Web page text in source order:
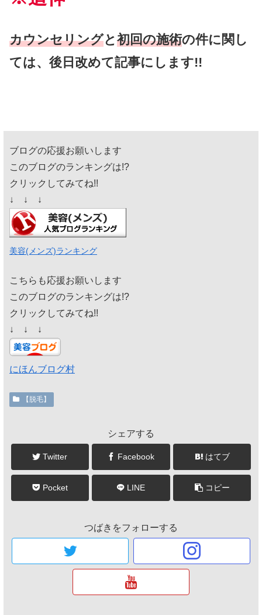
カウンセリングと初回の施術の件に関し
ては、後日改めて記事にします!!
ブログの応援お願いします
このブログのランキングは!?
クリックしてみてね!!
↓ ↓ ↓
美容(メンズ)ランキング
こちらも応援お願いします
このブログのランキングは!?
クリックしてみてね!!
↓ ↓ ↓
にほんブログ村
【脱毛】
シェアする
Twitter Facebook はてブ
Pocket LINE コピー
つばきをフォローする